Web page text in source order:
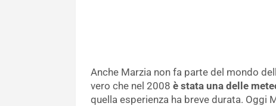
Anche Marzia non fa parte del mondo
vero che nel 2008 è stata una delle
quella esperienza ha breve durata. Oggi